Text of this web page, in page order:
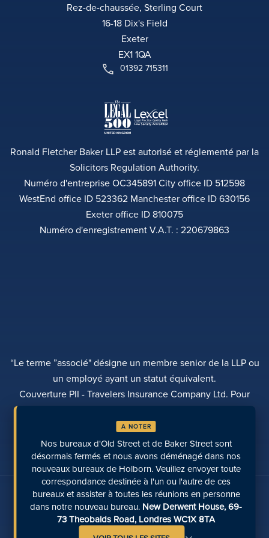
Rez-de-chaussée, Sterling Court
16-18 Dix's Field
Exeter
EX1 1QA
01392 715311
Ronald Fletcher Baker LLP est autorisé et réglementé par la
Solicitors Regulation Authority.
Numéro d'entreprise OC345891 City office ID 512598
WestEnd office ID 523362 Manchester office ID 630156
Exeter office ID 810075
Numéro d'enregistrement V.A.T. : 220679863
“Le terme ”associé" désigne un membre senior de la LLP ou
un employé ayant un statut équivalent.
Couverture PII - Travelers Insurance Company Ltd. Pour
POLITIQUE DE CONFIDENTIALITÉ
TRANSPARENCE DIVERSITÉ
EFFECTUER UN PAIEMENT LOCALISATION DES SITES
PAGES RÉCENTES
Parlez-nous sur les médias sociaux
A NOTER
Nos bureaux d'Old Street et de Baker Street sont
désormais fermés et nous avons déménagé dans nos
nouveaux bureaux de Holborn. Veuillez envoyer toute
correspondance destinée à l'un ou l'autre de ces
bureaux et assister à toutes les réunions en personne
dans notre nouveau bureau. New Derwent House, 69-
73 Theobalds Road, Londres WC1X 8TA